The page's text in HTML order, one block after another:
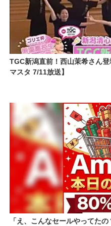
TGC新潟直前！西山茉希さん
マスタ 7/11放送】
「え、こんなセールやってた